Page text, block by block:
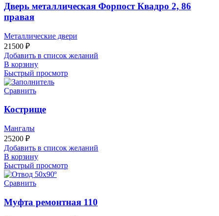
Дверь металлическая Форпост Квадро 2, 86
правая
Металлические двери
21500 ₽
Добавить в список желаний
В корзину
Быстрый просмотр
Сравнить
Кострище
Мангалы
25200 ₽
Добавить в список желаний
В корзину
Быстрый просмотр
Сравнить
Муфта ремонтная 110